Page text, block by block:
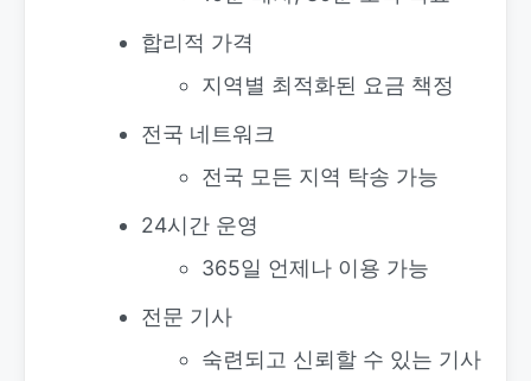
합리적 가격
지역별 최적화된 요금 책정
전국 네트워크
전국 모든 지역 탁송 가능
24시간 운영
365일 언제나 이용 가능
전문 기사
숙련되고 신뢰할 수 있는 기사